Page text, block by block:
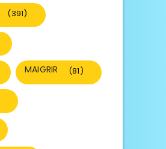
(391)
MAIGRIR (81)